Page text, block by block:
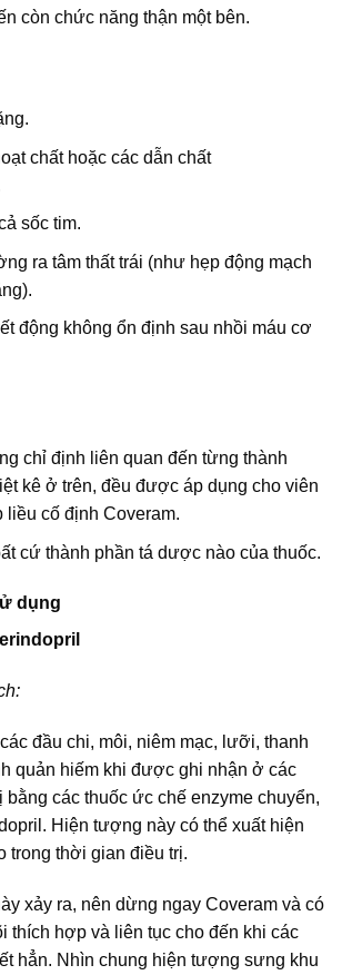
còn chức năng thận một bên.
chất hoặc các dẫn chất
sốc tim.
ra tâm thất trái (như hẹp động mạch
động không ổn định sau nhồi máu cơ
chỉ định liên quan đến từng thành
kê ở trên, đều được áp dụng cho viên
liều cố định Coveram.
cứ thành phần tá dược nào của thuốc.
dụng
đầu chi, môi, niêm mạc, lưỡi, thanh
quản hiếm khi được ghi nhận ở các
bằng các thuốc ức chế enzyme chuyển,
Hiện tượng này có thể xuất hiện
trong thời gian điều trị.
xảy ra, nên dừng ngay Coveram và có
thích hợp và liên tục cho đến khi các
hẳn. Nhìn chung hiện tượng sưng khu